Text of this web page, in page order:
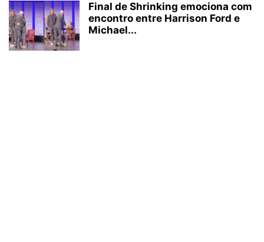
Final de Shrinking emociona com
encontro entre Harrison Ford e
Michael...